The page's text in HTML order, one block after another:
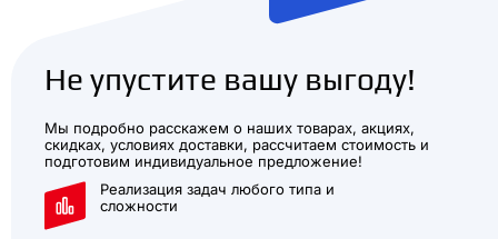
Не упустите вашу выгоду!
Мы подробно расскажем о наших товарах, акциях,
скидках, условиях доставки, рассчитаем стоимость и
подготовим индивидуальное предложение!
Реализация задач любого типа и
сложности